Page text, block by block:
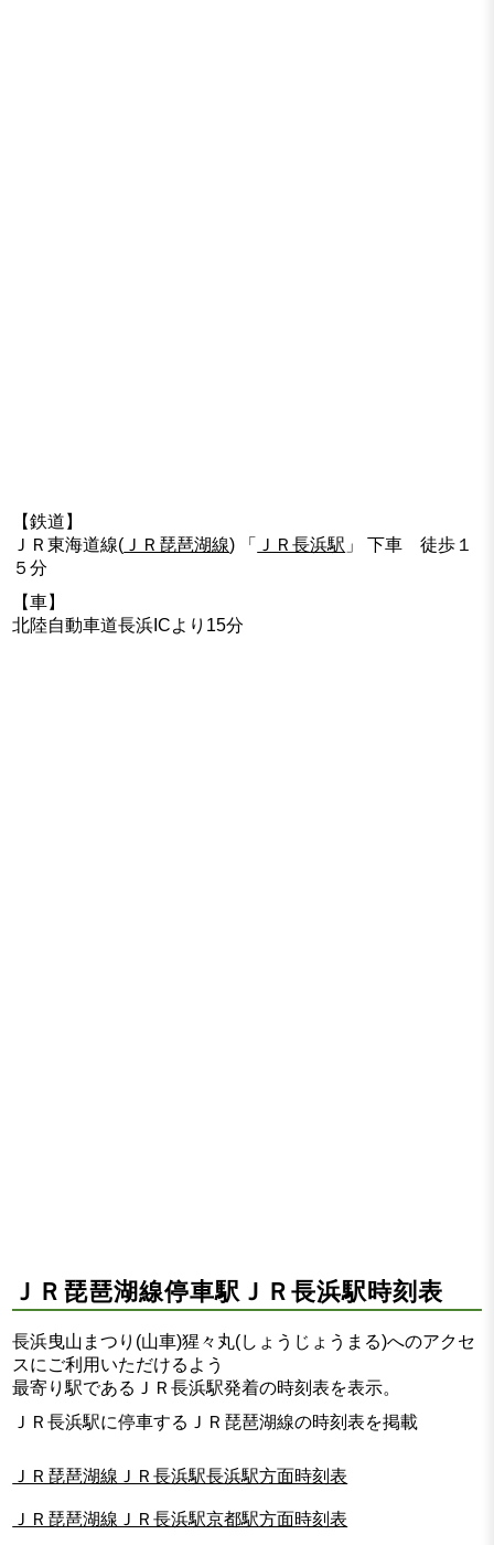
【鉄道】
ＪＲ東海道線( ＪＲ琵琶湖線) 「 ＪＲ長浜駅 」 下車 徒歩１
５分
【車】
北陸自動車道長浜ICより15分
ＪＲ琵琶湖線停車駅ＪＲ長浜駅時刻表
長浜曳山まつり(山車)猩々丸(しょうじょうまる)へのアクセ
スにご利用いただけるよう
最寄り駅であるＪＲ長浜駅発着の時刻表を表示。
ＪＲ長浜駅に停車するＪＲ琵琶湖線の時刻表を掲載
ＪＲ琵琶湖線ＪＲ長浜駅長浜駅方面時刻表
ＪＲ琵琶湖線ＪＲ長浜駅京都駅方面時刻表